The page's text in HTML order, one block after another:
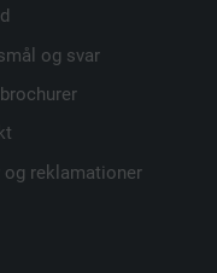
og svar
og reklamationer
relevante